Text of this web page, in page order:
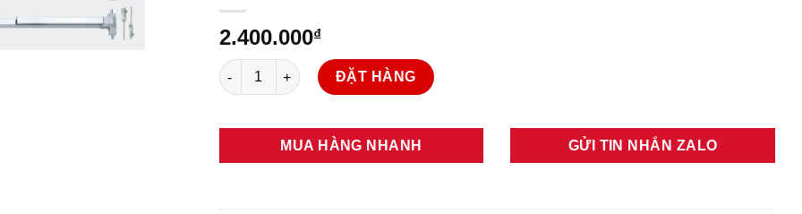
2.400.000₫
Thanh thoát hiểm đôi số lượng
ĐẶT HÀNG
MUA HÀNG NHANH GỬI TIN NHẮN ZALO